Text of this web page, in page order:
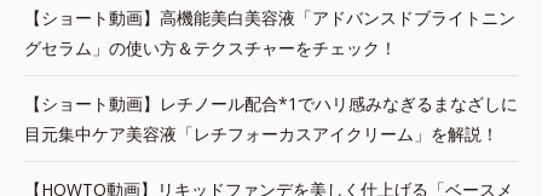
【ショート動画】高機能美白美容液「アドバンスドブライトニン
グセラム」の使い方＆テクスチャーをチェック！
【ショート動画】レチノール配合*1でハリ感みなぎるまなざしに
目元集中ケア美容液「レチフォーカスアイクリーム」を解説！
【HOWTO動画】リキッドファンデを美しく仕上げる「ベースメ